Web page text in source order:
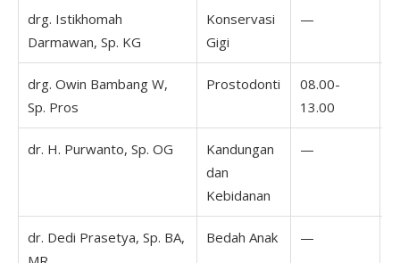
drg. Istikhomah
Darmawan, Sp. KG
Konservasi
Gigi
—
drg. Owin Bambang W,
Sp. Pros
Prostodonti
08.00-
13.00
dr. H. Purwanto, Sp. OG
Kandungan
dan
Kebidanan
—
dr. Dedi Prasetya, Sp. BA,
Bedah Anak —